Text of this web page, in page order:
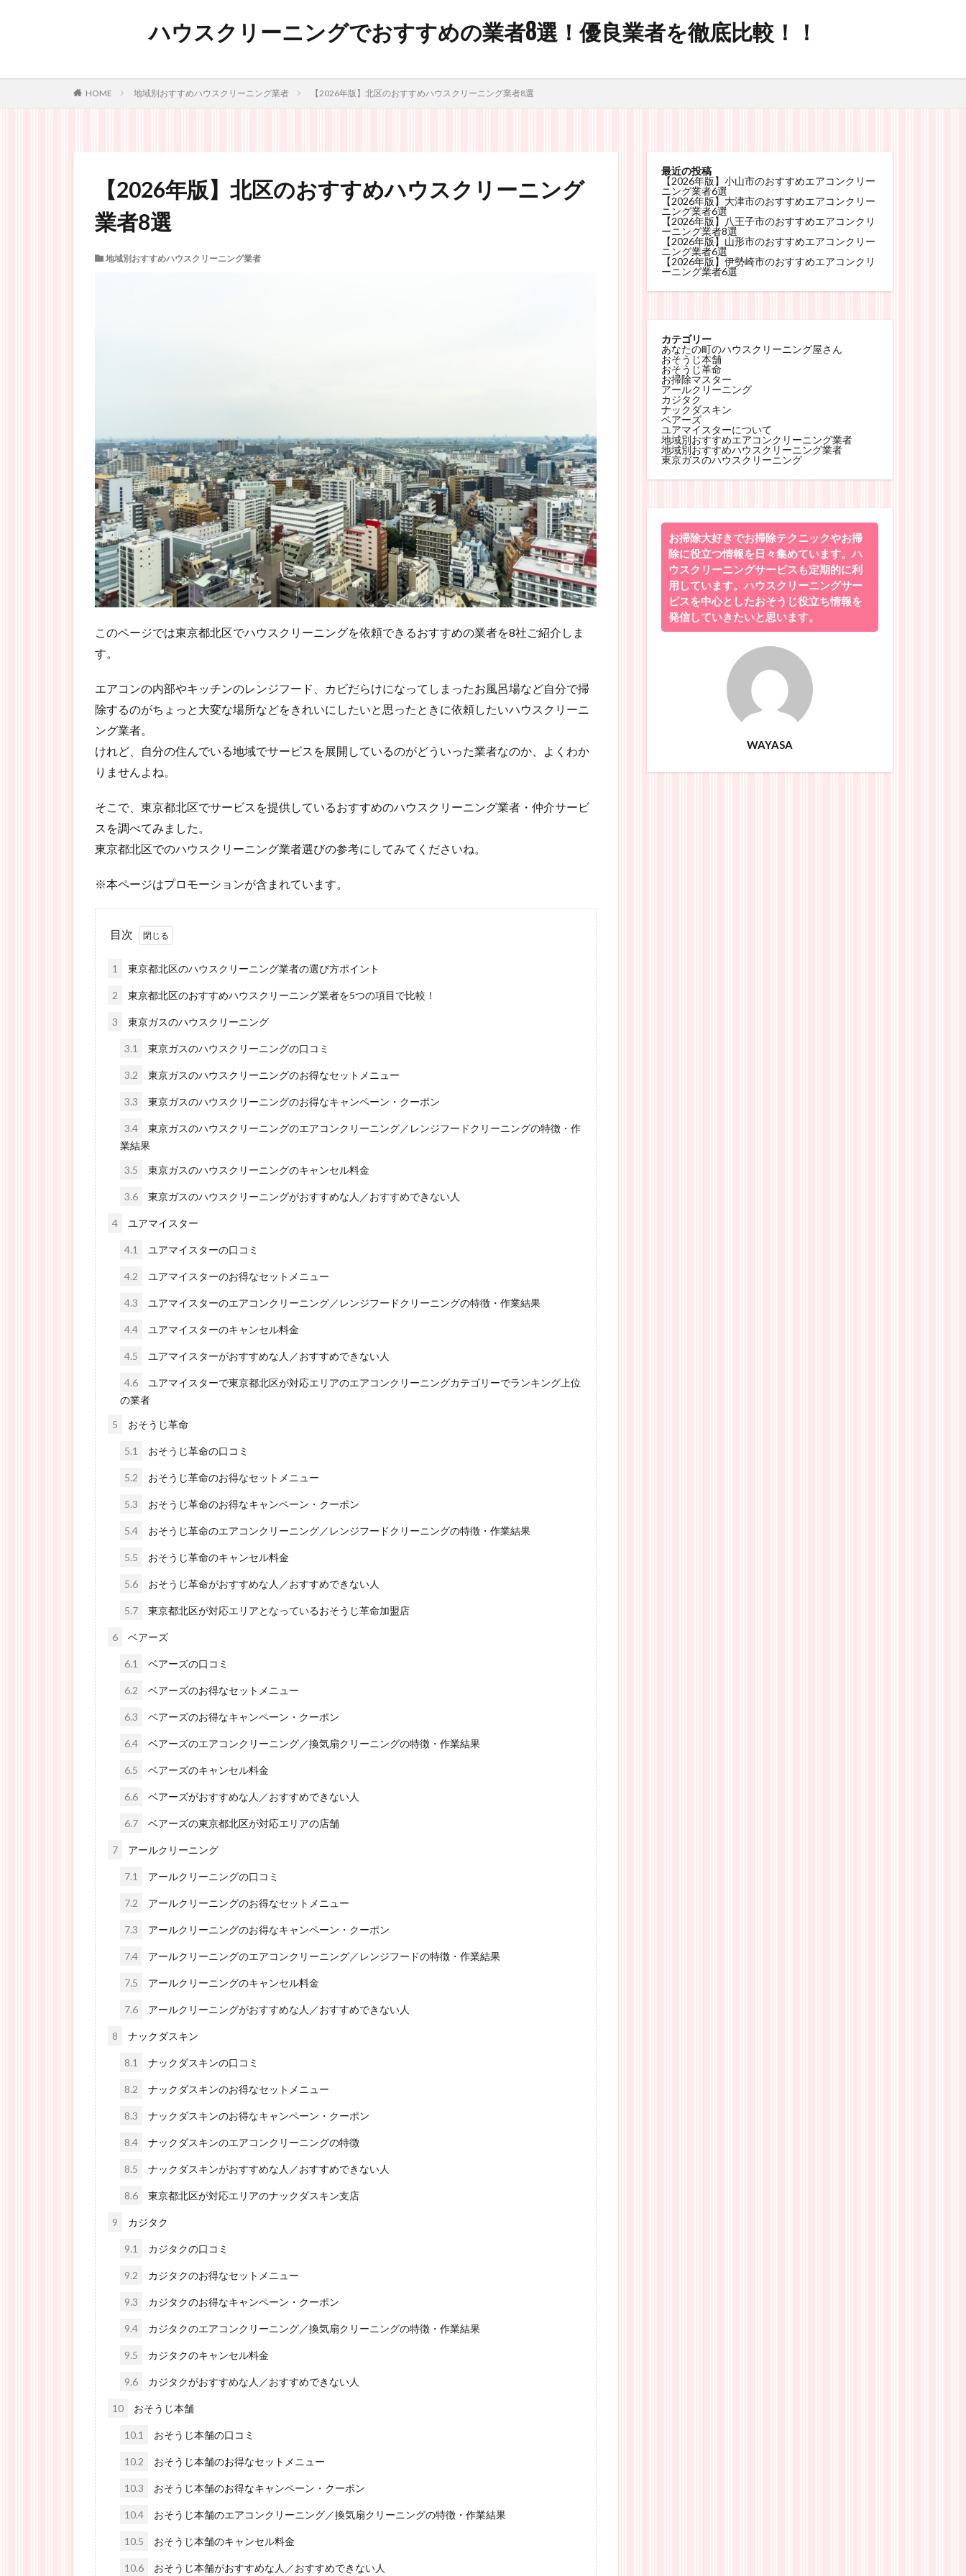
ハウスクリーニングでおすすめの業者8選！優良業者を徹底比較！！
HOME 地域別おすすめハウスクリーニング業者 【2026年版】北区のおすすめハウスクリーニング業者8選
【2026年版】北区のおすすめハウスクリーニング
業者8選
地域別おすすめハウスクリーニング業者
このページでは東京都北区でハウスクリーニングを依頼できるおすすめの業者を8社ご紹介しま
す。
エアコンの内部やキッチンのレンジフード、カビだらけになってしまったお風呂場など自分で掃
除するのがちょっと大変な場所などをきれいにしたいと思ったときに依頼したいハウスクリーニ
ング業者。
けれど、自分の住んでいる地域でサービスを展開しているのがどういった業者なのか、よくわか
りませんよね。
そこで、東京都北区でサービスを提供しているおすすめのハウスクリーニング業者・仲介サービ
スを調べてみました。
東京都北区でのハウスクリーニング業者選びの参考にしてみてくださいね。
※本ページはプロモーションが含まれています。
目次
1 東京都北区のハウスクリーニング業者の選び方ポイント
2 東京都北区のおすすめハウスクリーニング業者を5つの項目で比較！
3 東京ガスのハウスクリーニング
3.1 東京ガスのハウスクリーニングの口コミ
3.2 東京ガスのハウスクリーニングのお得なセットメニュー
3.3 東京ガスのハウスクリーニングのお得なキャンペーン・クーポン
3.4
東京ガスのハウスクリーニングのエアコンクリーニング／レンジフードクリーニングの特徴・作
業結果
3.5
東京ガスのハウスクリーニングのキャンセル料金
3.6 東京ガスのハウスクリーニングがおすすめな人／おすすめできない人
4 ユアマイスター
4.1 ユアマイスターの口コミ
4.2 ユアマイスターのお得なセットメニュー
4.3 ユアマイスターのエアコンクリーニング／レンジフードクリーニングの特徴・作業結果
4.4 ユアマイスターのキャンセル料金
4.5 ユアマイスターがおすすめな人／おすすめできない人
4.6
ユアマイスターで東京都北区が対応エリアのエアコンクリーニングカテゴリーでランキング上位
の業者
5
おそうじ革命
5.1 おそうじ革命の口コミ
5.2 おそうじ革命のお得なセットメニュー
5.3 おそうじ革命のお得なキャンペーン・クーポン
5.4 おそうじ革命のエアコンクリーニング／レンジフードクリーニングの特徴・作業結果
5.5 おそうじ革命のキャンセル料金
5.6 おそうじ革命がおすすめな人／おすすめできない人
5.7 東京都北区が対応エリアとなっているおそうじ革命加盟店
6 ベアーズ
6.1 ベアーズの口コミ
6.2 ベアーズのお得なセットメニュー
6.3 ベアーズのお得なキャンペーン・クーポン
6.4 ベアーズのエアコンクリーニング／換気扇クリーニングの特徴・作業結果
6.5 ベアーズのキャンセル料金
6.6 ベアーズがおすすめな人／おすすめできない人
6.7 ベアーズの東京都北区が対応エリアの店舗
7 アールクリーニング
7.1 アールクリーニングの口コミ
7.2 アールクリーニングのお得なセットメニュー
7.3 アールクリーニングのお得なキャンペーン・クーポン
7.4 アールクリーニングのエアコンクリーニング／レンジフードの特徴・作業結果
7.5 アールクリーニングのキャンセル料金
7.6 アールクリーニングがおすすめな人／おすすめできない人
8 ナックダスキン
8.1 ナックダスキンの口コミ
8.2 ナックダスキンのお得なセットメニュー
8.3 ナックダスキンのお得なキャンペーン・クーポン
8.4 ナックダスキンのエアコンクリーニングの特徴
8.5 ナックダスキンがおすすめな人／おすすめできない人
8.6 東京都北区が対応エリアのナックダスキン支店
9 カジタク
9.1 カジタクの口コミ
9.2 カジタクのお得なセットメニュー
9.3 カジタクのお得なキャンペーン・クーポン
9.4 カジタクのエアコンクリーニング／換気扇クリーニングの特徴・作業結果
9.5 カジタクのキャンセル料金
9.6 カジタクがおすすめな人／おすすめできない人
10 おそうじ本舗
10.1 おそうじ本舗の口コミ
10.2 おそうじ本舗のお得なセットメニュー
10.3 おそうじ本舗のお得なキャンペーン・クーポン
10.4 おそうじ本舗のエアコンクリーニング／換気扇クリーニングの特徴・作業結果
10.5 おそうじ本舗のキャンセル料金
10.6 おそうじ本舗がおすすめな人／おすすめできない人
最近の投稿
【2026年版】小山市のおすすめエアコンクリー
ニング業者6選
【2026年版】大津市のおすすめエアコンクリー
ニング業者6選
【2026年版】八王子市のおすすめエアコンクリ
ーニング業者8選
【2026年版】山形市のおすすめエアコンクリー
ニング業者6選
【2026年版】伊勢崎市のおすすめエアコンクリ
ーニング業者6選
カテゴリー
あなたの町のハウスクリーニング屋さん
おそうじ本舗
おそうじ革命
お掃除マスター
アールクリーニング
カジタク
ナックダスキン
ベアーズ
ユアマイスターについて
地域別おすすめエアコンクリーニング業者
地域別おすすめハウスクリーニング業者
東京ガスのハウスクリーニング
お掃除大好きでお掃除テクニックやお掃
除に役立つ情報を日々集めています。ハ
ウスクリーニングサービスも定期的に利
用しています。ハウスクリーニングサー
ビスを中心としたおそうじ役立ち情報を
発信していきたいと思います。
WAYASA